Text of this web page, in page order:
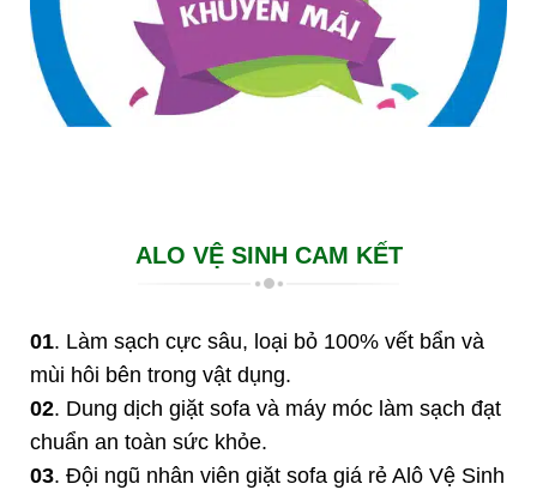
ALO VỆ SINH CAM KẾT
01. Làm sạch cực sâu, loại bỏ 100% vết bẩn và
mùi hôi bên trong vật dụng.
02. Dung dịch giặt sofa và máy móc làm sạch đạt
chuẩn an toàn sức khỏe.
03. Đội ngũ nhân viên giặt sofa giá rẻ Alô Vệ Sinh